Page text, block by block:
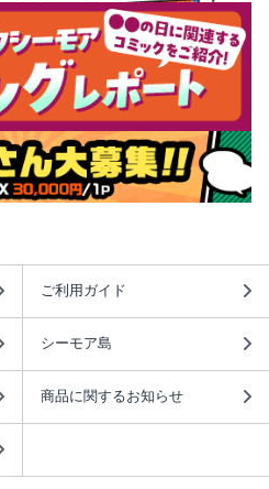
ご利用ガイド
シーモア島
商品に関するお知らせ